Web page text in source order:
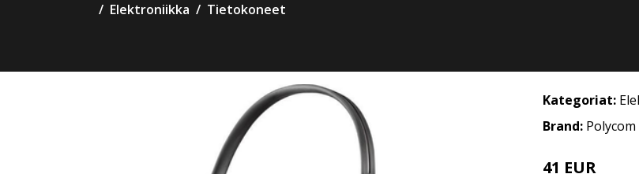
Elektroniikka Tietokoneet
Kategoriat:
Brand: Polycom
41 EUR